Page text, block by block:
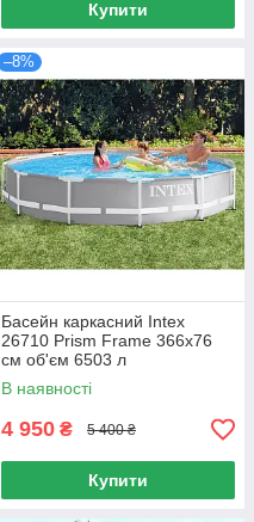
Купити
–8%
Басейн каркасний Intex
26710 Prism Frame 366х76
см об'єм 6503 л
В наявності
4 950 ₴ 5 400 ₴
Купити